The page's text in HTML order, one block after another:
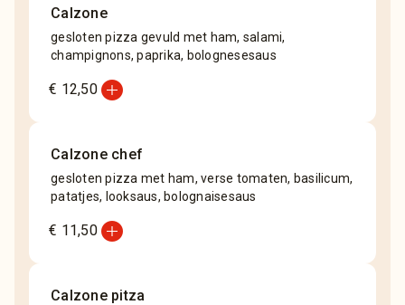
Calzone
gesloten pizza gevuld met ham, salami,
champignons, paprika, bolognesesaus
€ 12,50add_circle
Calzone chef
gesloten pizza met ham, verse tomaten, basilicum,
patatjes, looksaus, bolognaisesaus
€ 11,50add_circle
Calzone pitza